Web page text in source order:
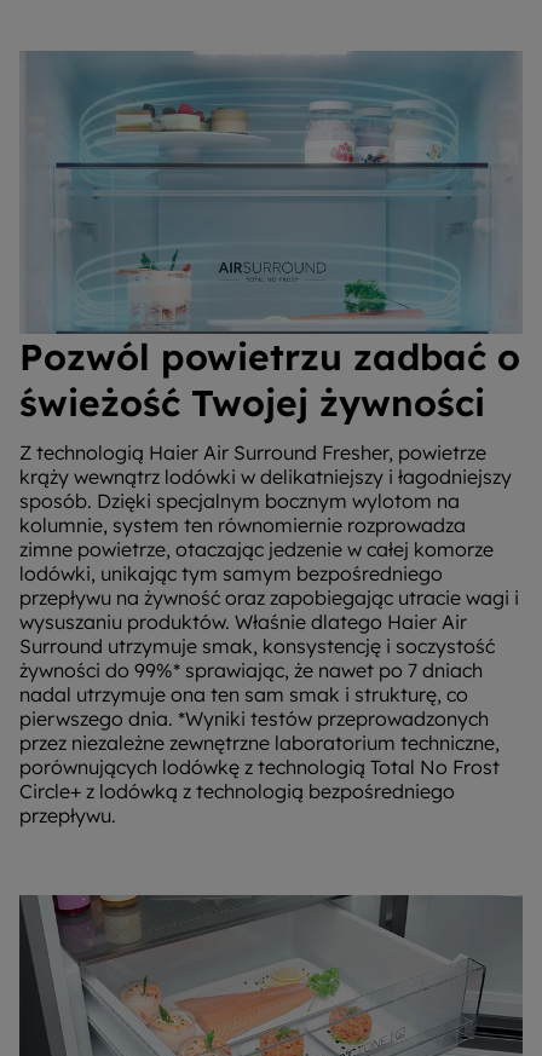
Pozwól powietrzu zadbać o
świeżość Twojej żywności
Z technologią Haier Air Surround Fresher, powietrze
krąży wewnątrz lodówki w delikatniejszy i łagodniejszy
sposób. Dzięki specjalnym bocznym wylotom na
kolumnie, system ten równomiernie rozprowadza
zimne powietrze, otaczając jedzenie w całej komorze
lodówki, unikając tym samym bezpośredniego
przepływu na żywność oraz zapobiegając utracie wagi i
wysuszaniu produktów. Właśnie dlatego Haier Air
Surround utrzymuje smak, konsystencję i soczystość
żywności do 99%* sprawiając, że nawet po 7 dniach
nadal utrzymuje ona ten sam smak i strukturę, co
pierwszego dnia. *Wyniki testów przeprowadzonych
przez niezależne zewnętrzne laboratorium techniczne,
porównujących lodówkę z technologią Total No Frost
Circle+ z lodówką z technologią bezpośredniego
przepływu.